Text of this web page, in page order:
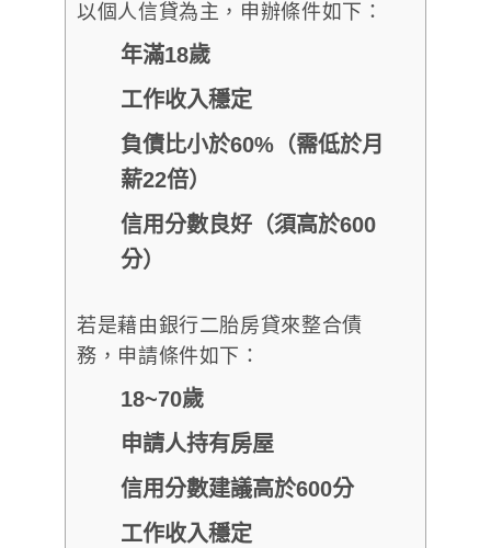
以個人信貸為主，申辦條件如下：
年滿18歲
工作收入穩定
負債比小於60%（需低於月
薪22倍）
信用分數良好（須高於600
分）
若是藉由銀行二胎房貸來整合債
務，申請條件如下：
18~70歲
申請人持有房屋
信用分數建議高於600分
工作收入穩定